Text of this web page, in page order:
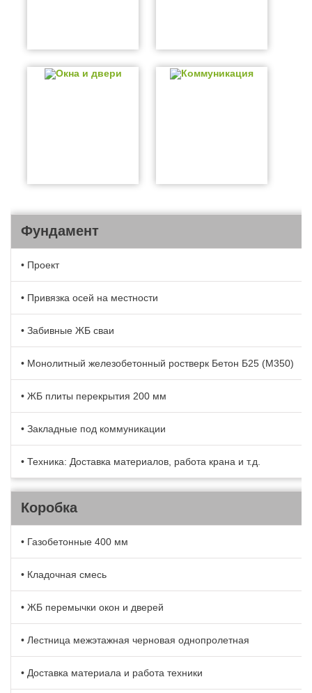
Окна и двери Коммуникация
Фундамент
• Проект
• Привязка осей на местности
• Забивные ЖБ сваи
• Монолитный железобетонный ростверк Бетон Б25 (М350)
• ЖБ плиты перекрытия 200 мм
• Закладные под коммуникации
• Техника: Доставка материалов, работа крана и т.д.
Коробка
• Газобетонные 400 мм
• Кладочная смесь
• ЖБ перемычки окон и дверей
• Лестница межэтажная черновая однопролетная
• Доставка материала и работа техники